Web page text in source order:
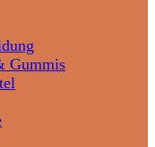
Gummis